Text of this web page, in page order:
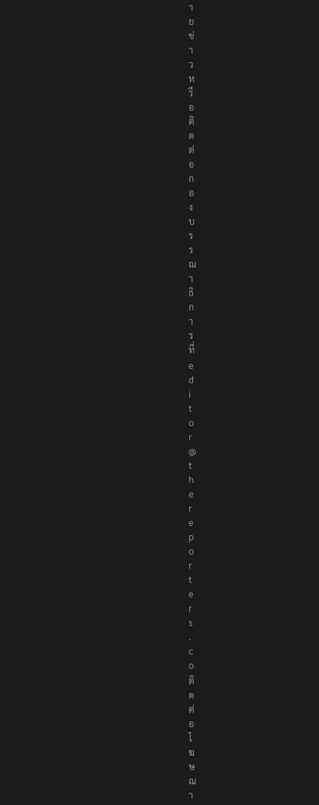
า
ย
ข่
า
ว
ห
รื
อ
ติ
ด
ต่
อ
ก
อ
ง
บ
ร
ร
ณ
า
ธิ
ก
า
ร
ที่
e
d
i
t
o
r
@
t
h
e
r
e
p
o
r
t
e
r
s
.
c
o
ติ
ด
ต่
อ
โ
ฆ
ษ
ณ
า